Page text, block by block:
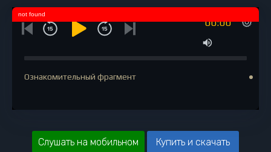
00:00
Ознакомительный фрагмент
not found
Слушать на мобильном Купить и скачать